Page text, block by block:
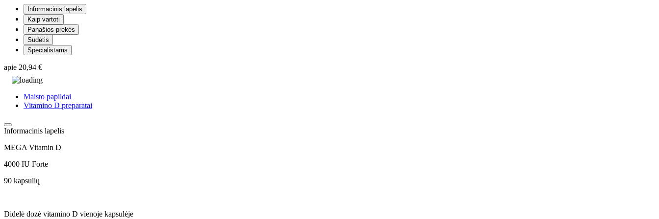
Informacinis lapelis
Kaip vartoti
Panašios prekės
Sudėtis
Specialistams
apie 20,94 €
Maisto papildai
Vitamino D preparatai
Informacinis lapelis
MEGA Vitamin D
4000 IU Forte
90 kapsulių
Didelė dozė vitamino D vienoje kapsulėje